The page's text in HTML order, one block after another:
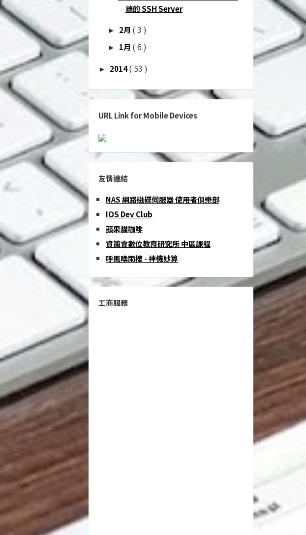
端的 SSH Server
► 2月 ( 3 )
► 1月 ( 6 )
► 2014( 53 )
URL Link for Mobile Devices
友情連結
NAS 網路磁碟伺服器 使用者俱樂部
IOS Dev Club
蘋果貓咖啡
資策會數位教育研究所 中區課程
呼風喚雨樓 - 神機妙算
工商服務